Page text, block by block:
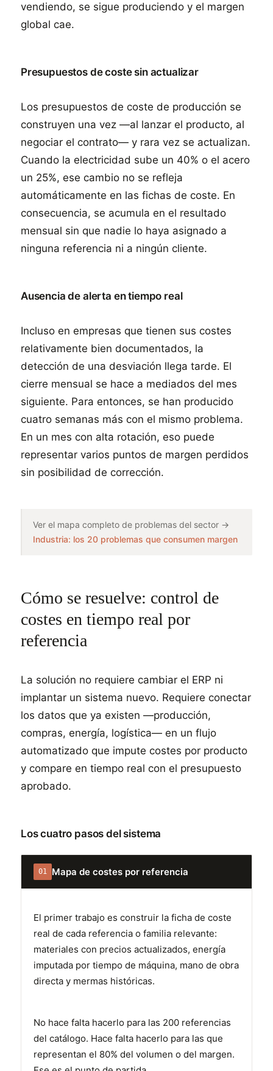
vendiendo, se sigue produciendo y el margen
global cae.
Presupuestos de coste sin actualizar
Los presupuestos de coste de producción se
construyen una vez —al lanzar el producto, al
negociar el contrato— y rara vez se actualizan.
Cuando la electricidad sube un 40% o el acero
un 25%, ese cambio no se refleja
automáticamente en las fichas de coste. En
consecuencia, se acumula en el resultado
mensual sin que nadie lo haya asignado a
ninguna referencia ni a ningún cliente.
Ausencia de alerta en tiempo real
Incluso en empresas que tienen sus costes
relativamente bien documentados, la
detección de una desviación llega tarde. El
cierre mensual se hace a mediados del mes
siguiente. Para entonces, se han producido
cuatro semanas más con el mismo problema.
En un mes con alta rotación, eso puede
representar varios puntos de margen perdidos
sin posibilidad de corrección.
Ver el mapa completo de problemas del sector →
Industria: los 20 problemas que consumen margen
Cómo se resuelve: control de
costes en tiempo real por
referencia
La solución no requiere cambiar el ERP ni
implantar un sistema nuevo. Requiere conectar
los datos que ya existen —producción,
compras, energía, logística— en un flujo
automatizado que impute costes por producto
y compare en tiempo real con el presupuesto
aprobado.
Los cuatro pasos del sistema
01 Mapa de costes por referencia
El primer trabajo es construir la ficha de coste
real de cada referencia o familia relevante:
materiales con precios actualizados, energía
imputada por tiempo de máquina, mano de obra
directa y mermas históricas.
No hace falta hacerlo para las 200 referencias
del catálogo. Hace falta hacerlo para las que
representan el 80% del volumen o del margen.